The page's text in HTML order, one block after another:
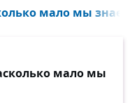
мало мы
мало мы